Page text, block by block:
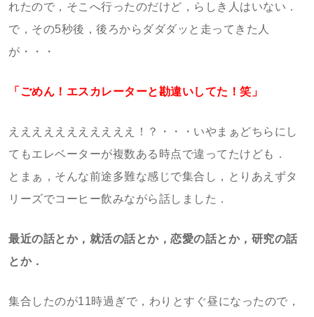
れたので，そこへ行ったのだけど，らしき人はいない．
で，その5秒後，後ろからダダダッと走ってきた人
が・・・
「ごめん！エスカレーターと勘違いしてた！笑」
えええええええええええ！？・・・いやまぁどちらにし
てもエレベーターが複数ある時点で違ってたけども．
とまぁ，そんな前途多難な感じで集合し，とりあえずタ
リーズでコーヒー飲みながら話しました．
最近の話とか，就活の話とか，恋愛の話とか，研究の話
とか．
集合したのが11時過ぎで，わりとすぐ昼になったので，